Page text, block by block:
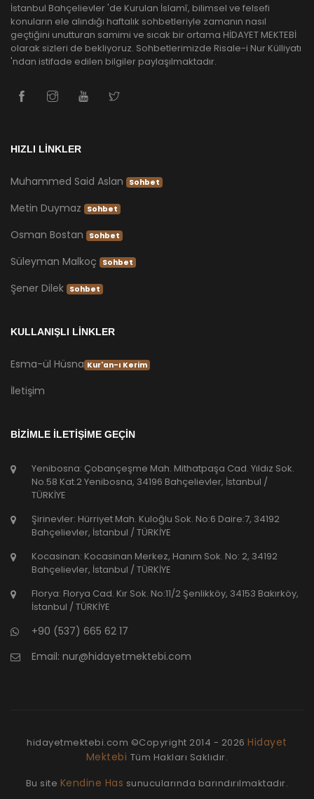
İstanbul Bahçelievler 'de Kurulan İslamî, bilimsel ve felsefi
konuların ele alındığı haftalık sohbetleriyle zamanın nasıl
geçtiğini unutturan samimi ve sıcak bir ortama HİDAYET MEKTEBİ
olarak sizleri de bekliyoruz. Sohbetlerimizde Risale-i Nur Külliyatı
'ndan istifade edilen bilgiler paylaşılmaktadır.
HIZLI LİNKLER
Muhammed Said Aslan Sohbet
Metin Duymaz Sohbet
Osman Bostan Sohbet
Süleyman Malkoç Sohbet
Şener Dilek Sohbet
KULLANIŞLI LİNKLER
Esma-ül Hüsna Kur'an-ı Kerim
İletişim
BİZİMLE İLETİŞİME GEÇİN
Yenibosna: Çobançeşme Mah. Mithatpaşa Cad. Yıldız Sok.
No.58 Kat.2 Yenibosna, 34196 Bahçelievler, İstanbul /
TÜRKİYE
Şirinevler: Hürriyet Mah. Kuloğlu Sok. No:6 Daire:7, 34192
Bahçelievler, İstanbul / TÜRKİYE
Kocasinan: Kocasinan Merkez, Hanım Sok. No: 2, 34192
Bahçelievler, İstanbul / TÜRKİYE
Florya: Florya Cad. Kır Sok. No:11/2 Şenlikköy, 34153 Bakırköy,
İstanbul / TÜRKİYE
+90 (537) 665 62 17
Email: nur@hidayetmektebi.com
hidayetmektebi.com ©Copyright 2014 - 2026Hidayet
Mektebi Tüm Hakları Saklıdır.
Bu site Kendine Has sunucularında barındırılmaktadır.